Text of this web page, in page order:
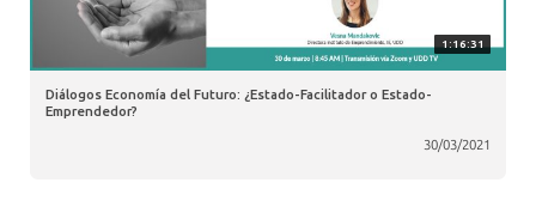
1:16:31
Diálogos Economía del Futuro: ¿Estado-Facilitador o Estado-
Emprendedor?
30/03/2021